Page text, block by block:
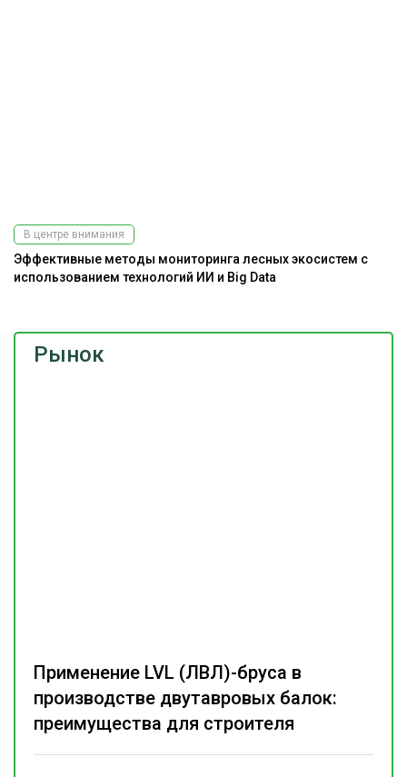
Рынок
Применение LVL (ЛВЛ)-бруса в
производстве двутавровых балок:
преимущества для строителя
В центре внимания
Эффективные методы мониторинга лесных экосистем с
использованием технологий ИИ и Big Data